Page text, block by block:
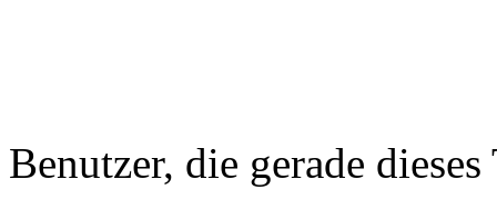
Benutzer, die gerade